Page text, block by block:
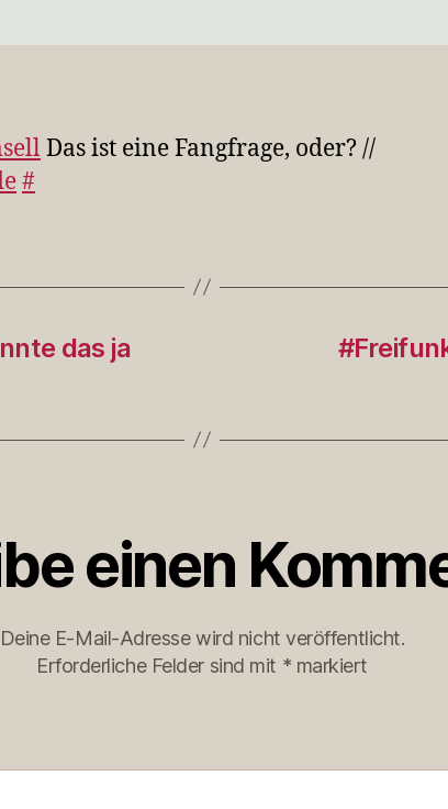
Das ist eine Fangfrage, oder? //
#
das ja
einen
Deine E-Mail-Adresse wird nicht veröffentlicht.
Erforderliche Felder sind mit * markiert